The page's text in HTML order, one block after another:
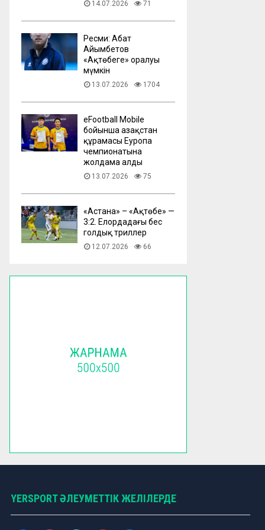
14.07.2026 71
Ресми: Абат
Айымбетов
«Ақтөбеге» оралуы
мүмкін
13.07.2026 1704
eFootball Mobile
бойынша Қазақстан
құрамасы Еуропа
чемпионатына
жолдама алды
13.07.2026 75
​«Астана» – «Ақтөбе» —
3:2. Елордадағы бес
голдық триллер
12.07.2026 66
YERSPORT ӘЛЕУМЕТТІК ЖЕЛІЛЕРДЕ